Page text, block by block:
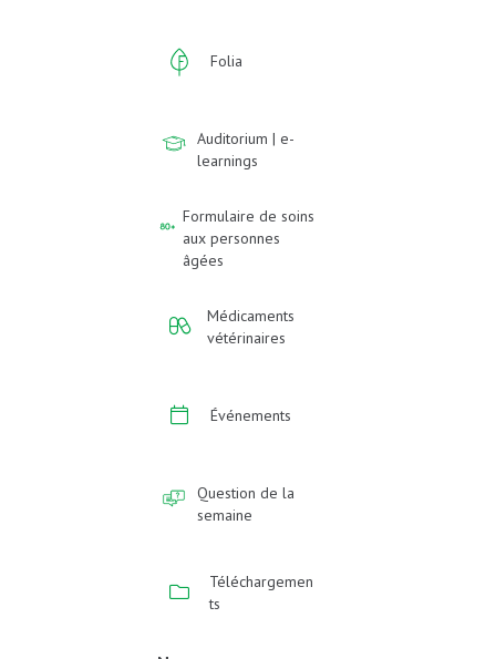
Folia
Auditorium | e-
learnings
Formulaire de soins
aux personnes
âgées
Médicaments
vétérinaires
Événements
Question de la
semaine
Téléchargemen
ts